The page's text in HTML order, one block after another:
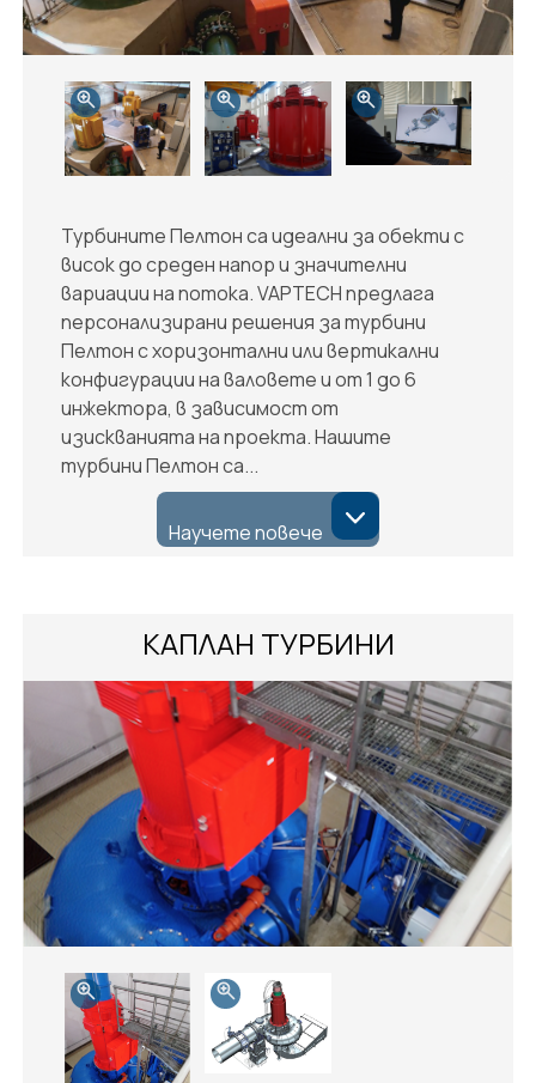
Турбините Пелтон са идеални за обекти с
висок до среден напор и значителни
вариации на потока. VAPTECH предлага
персонализирани решения за турбини
Пелтон с хоризонтални или вертикални
конфигурации на валовете и от 1 до 6
инжектора, в зависимост от
изискванията на проекта. Нашите
турбини Пелтон са...
Научете повече
КАПЛАН ТУРБИНИ